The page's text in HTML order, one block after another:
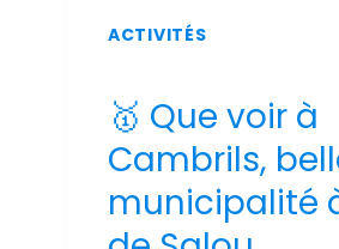
ACTIVITÉS
🥇 Que voir à
Cambrils,
municipalité